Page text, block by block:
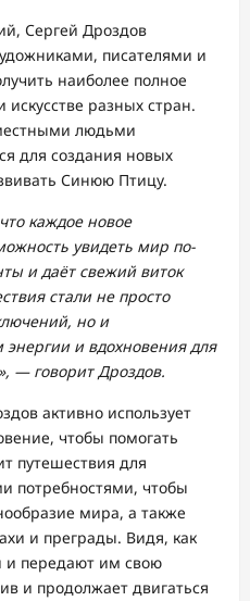
Сергей Дроздов
писателями и
наиболее полное
искусстве разных стран.
людьми
для создания новых
Синюю Птицу.
каждое новое
увидеть мир по-
и даёт свежий виток
стали не просто
но и
и вдохновения для
— говорит Дроздов.
активно использует
чтобы помогать
путешествия для
потребностями, чтобы
мира, а также
и преграды. Видя, как
и передают им свою
и продолжает двигаться